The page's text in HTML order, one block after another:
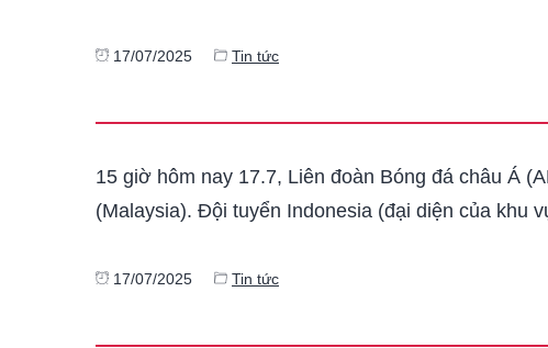
17/07/2025 Tin tức
15 giờ hôm nay 17.7, Liên đoàn Bóng đá châu Á
(Malaysia). Đội tuyển Indonesia (đại diện của
17/07/2025 Tin tức